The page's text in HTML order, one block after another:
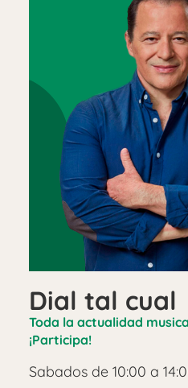
Dial tal cual
Toda la actualidad
¡Participa!
Sabados de 10:00 a